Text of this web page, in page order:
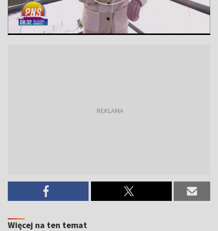
Więcej na ten temat